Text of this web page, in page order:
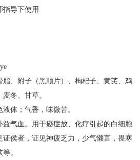
指导下使用
、附子（黑顺片）、枸杞子、黄芪、鸡
冬、甘草。
体；气香，味微苦。
益气血。用于癌症放、化疗引起的白细胞
侯者，证见神疲乏力，少气懒言，畏寒
。